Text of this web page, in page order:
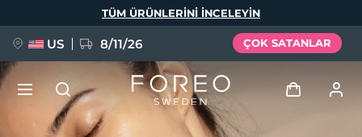
TÜM ÜRÜNLERINI INCELEYIN
US 8/11/26 ÇOK SATANLAR